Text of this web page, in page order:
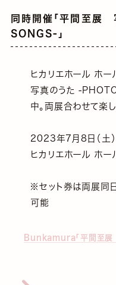
同時開催「平間至展
SONGS-」
ヒカリエホール ホ
写真のうた -
中。両展合わせて楽
2023年7月8日（土
ヒカリエホール ホー
※セット券は両展同
可能
Bunkamura「平間至